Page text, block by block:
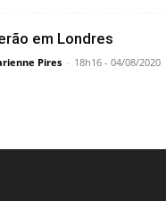
em Londres
Pires - 18h16 - 04/08/2020